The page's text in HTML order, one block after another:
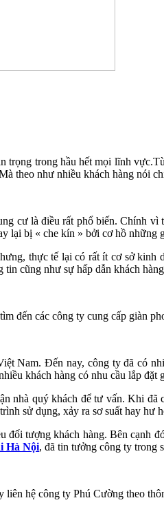
trong hầu hết mọi lĩnh
theo như nhiều khách hàng nói
cư là điều rất phổ biến. Chính
lại bị « che kín » bởi cơ hồ những
thực tế lại có rất ít cơ sở kinh
cũng như sự hấp dẫn khách
đến các công ty cung cấp giàn
Nam. Đến nay, công ty đã có
khách hàng có nhu cầu lắp
nhà quý khách để tư vấn. Khi
sử dụng, xảy ra sơ suất hay
tượng khách hàng. Bên
Hà Nội, đã tin tưởng công ty trong
hệ công ty Phú Cường theo